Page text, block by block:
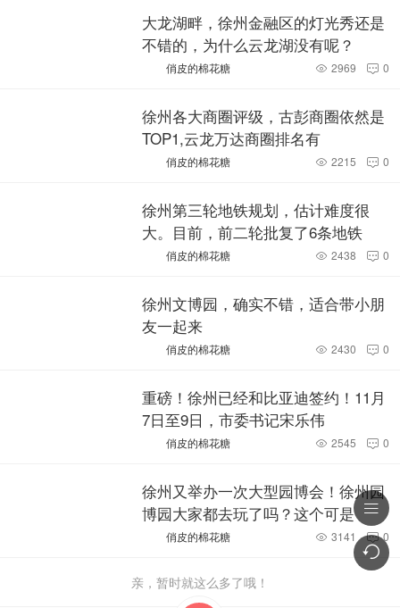
大龙湖畔，徐州金融区的灯光秀还是
不错的，为什么云龙湖没有呢？
俏皮的棉花糖  0
 2969
徐州各大商圈评级，古彭商圈依然是
TOP1,云龙万达商圈排名有
俏皮的棉花糖  0
 2215
徐州第三轮地铁规划，估计难度很
大。目前，前二轮批复了6条地铁
俏皮的棉花糖  0
 2438
徐州文博园，确实不错，适合带小朋
友一起来
俏皮的棉花糖  0
 2430
重磅！徐州已经和比亚迪签约！11月
7日至9日，市委书记宋乐伟
俏皮的棉花糖  0
 2545
徐州又举办一次大型园博会！徐州园
博园大家都去玩了吗？这个可是
俏皮的棉花糖  0
 3141
亲，暂时就这么多了哦！

